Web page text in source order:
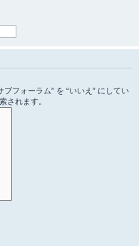
フォーラム” を “いいえ” にしてい
されます。